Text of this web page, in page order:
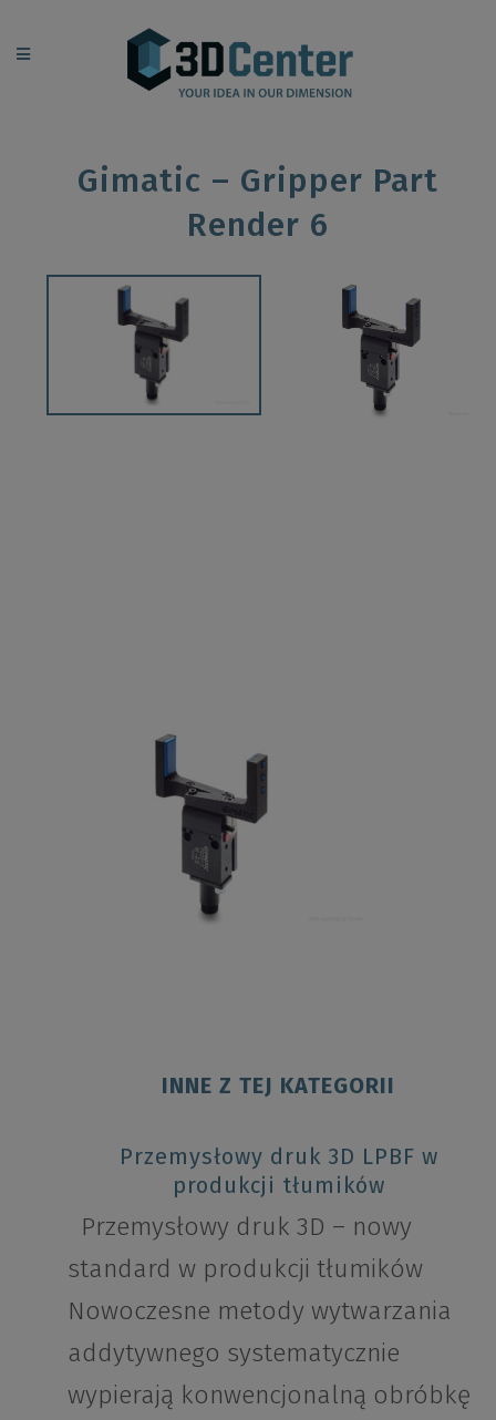
Gimatic – Gripper Part
Render 6
INNE Z TEJ KATEGORII
Przemysłowy druk 3D LPBF w
produkcji tłumików
Przemysłowy druk 3D – nowy
standard w produkcji tłumików
Nowoczesne metody wytwarzania
addytywnego systematycznie
wypierają konwencjonalną obróbkę